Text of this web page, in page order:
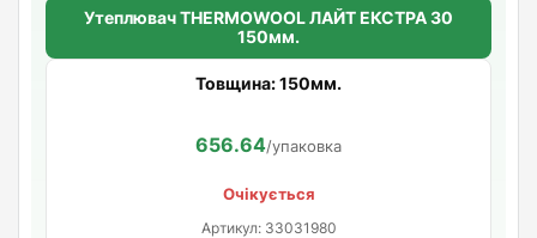
Утеплювач THERMOWOOL ЛАЙТ ЕКСТРА 30
150мм.
Товщина: 150мм.
656.64/упаковка
Очікується
Артикул: 33031980